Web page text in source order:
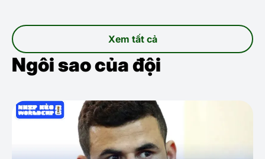
Xem tất cả
Ngôi sao của đội